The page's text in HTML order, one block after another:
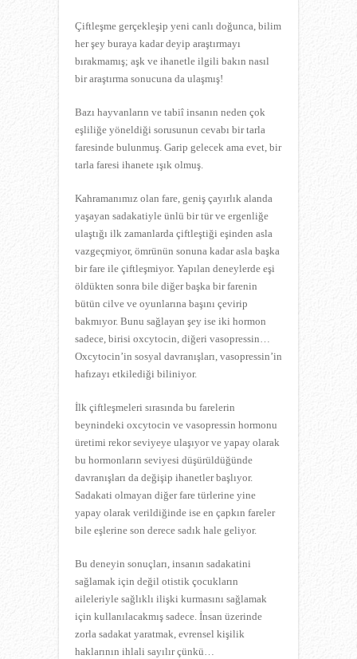
Çiftleşme gerçekleşip yeni canlı doğunca, bilim
her şey buraya kadar deyip araştırmayı
bırakmamış; aşk ve ihanetle ilgili bakın nasıl
bir araştırma sonucuna da ulaşmış!
Bazı hayvanların ve tabiî insanın neden çok
eşliliğe yöneldiği sorusunun cevabı bir tarla
faresinde bulunmuş. Garip gelecek ama evet, bir
tarla faresi ihanete ışık olmuş.
Kahramanımız olan fare, geniş çayırlık alanda
yaşayan sadakatiyle ünlü bir tür ve ergenliğe
ulaştığı ilk zamanlarda çiftleştiği eşinden asla
vazgeçmiyor, ömrünün sonuna kadar asla başka
bir fare ile çiftleşmiyor. Yapılan deneylerde eşi
öldükten sonra bile diğer başka bir farenin
bütün cilve ve oyunlarına başını çevirip
bakmıyor. Bunu sağlayan şey ise iki hormon
sadece, birisi oxcytocin, diğeri vasopressin…
Oxcytocin’in sosyal davranışları, vasopressin’in
hafızayı etkilediği biliniyor.
İlk çiftleşmeleri sırasında bu farelerin
beynindeki oxcytocin ve vasopressin hormonu
üretimi rekor seviyeye ulaşıyor ve yapay olarak
bu hormonların seviyesi düşürüldüğünde
davranışları da değişip ihanetler başlıyor.
Sadakati olmayan diğer fare türlerine yine
yapay olarak verildiğinde ise en çapkın fareler
bile eşlerine son derece sadık hale geliyor.
Bu deneyin sonuçları, insanın sadakatini
sağlamak için değil otistik çocukların
aileleriyle sağlıklı ilişki kurmasını sağlamak
için kullanılacakmış sadece. İnsan üzerinde
zorla sadakat yaratmak, evrensel kişilik
haklarının ihlali sayılır çünkü…